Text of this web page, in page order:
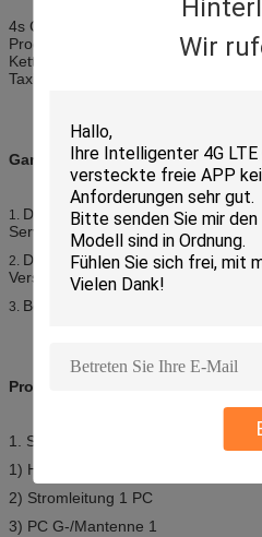
Wir
4s Geschäft, Autofirma, LKW-Firma,
Produzent, umfangreiche
Kettengeschäfte, umfangreiche
Taxifirma, Busunternehmen.
Garantie:
1. Das ganzes unser Produkt ist
Server in 24 Stunden zu benutzen
2. Das ganzes unser Produkt dort ist
Versicherung.
3. Beispielgebühr wird nicht
Produkt-Konfiguration:
1. Standardkonfiguration
1) Hauptpc des gerätes 1
2) Stromleitung 1 PC
3) PC G-/Mantenne 1